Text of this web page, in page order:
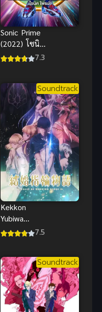
Sonic Prime
(2022) โซนิค
ไพรม์ พากย์7.3
Soundtrack
Kekkon
Yubiwa
Monogatari
ภาค 1
7.5
Soundtrack